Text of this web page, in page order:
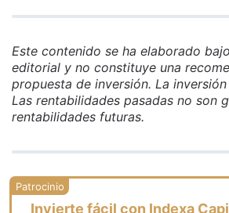
Este contenido se ha elaborado
editorial y no constituye una
propuesta de inversión. La
Las rentabilidades pasadas no son
rentabilidades futuras.
Invierte fácil con Indexa